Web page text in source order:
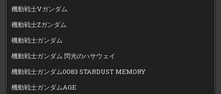
機動戦士Vガンダム
機動戦士Zガンダム
機動戦士ガンダム
機動戦士ガンダム 閃光のハサウェイ
機動戦士ガンダム0083 STARDUST MEMORY
機動戦士ガンダムAGE